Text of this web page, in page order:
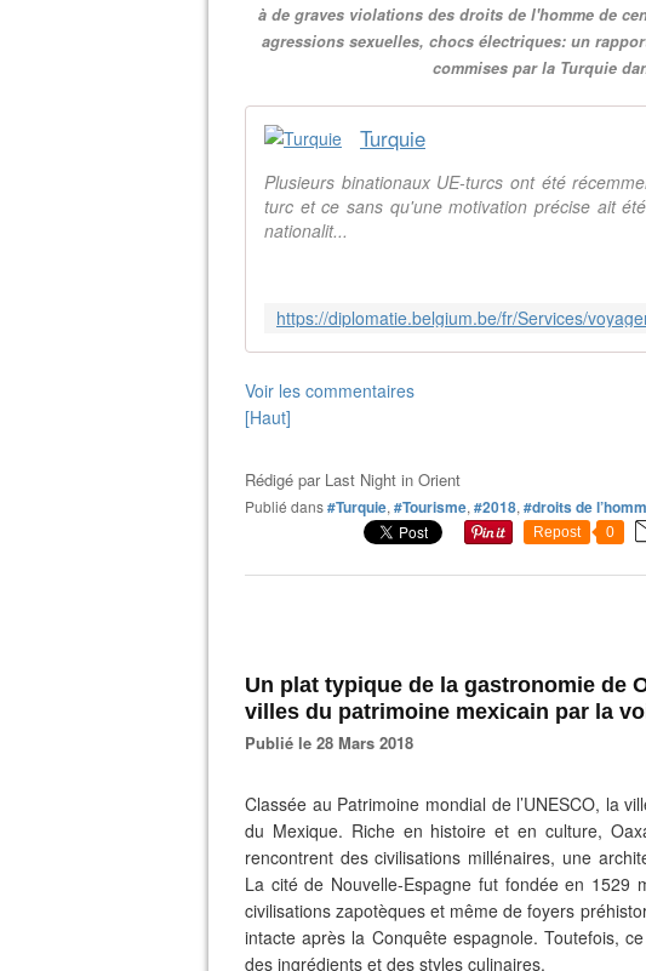
à de graves violations des droits de l'homme de
agressions sexuelles, chocs électriques: un
commises par la Turquie
Turquie
Plusieurs binationaux UE-turcs ont été
turc et ce sans qu'une motivation précise ait
nationalit...
Voir les commentaires
[Haut]
Rédigé par Last Night in Orient
Publié dans#Turquie, #Tourisme, #2018, #droits de
Repost 0
Un plat typique de la gastronomie de
villes du patrimoine mexicain par la
Publié le 28 Mars 2018
Classée au Patrimoine mondial de l’UNESCO, la
du Mexique. Riche en histoire et en culture,
rencontrent des civilisations millénaires, une
La cité de Nouvelle-Espagne fut fondée en 1529
civilisations zapotèques et même de foyers
intacte après la Conquête espagnole. Toutefois,
des ingrédients et des styles culinaires.